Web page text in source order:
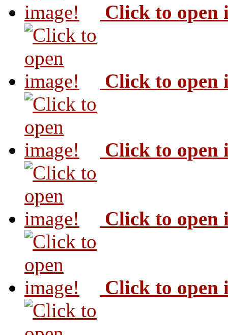
Click to open
Click to open
Click to open
Click to open
Click to open